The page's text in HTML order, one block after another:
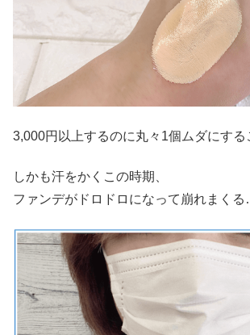
3,000円以上するのに丸々1個ムダにす
しかも汗をかくこの時期、
ファンデがドロドロになって崩れまく